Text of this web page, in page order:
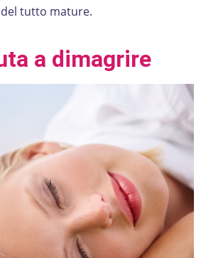
tutto mature.
a dimagrire